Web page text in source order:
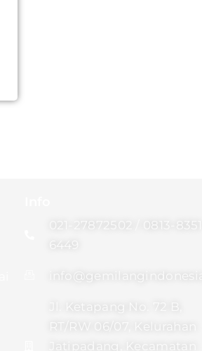
021-27872502 / 0813-8351-
Jl. Ketapang No. 72 B,
RT/RW 06/07, Kelurahan
Jatipadang, Kecamatan